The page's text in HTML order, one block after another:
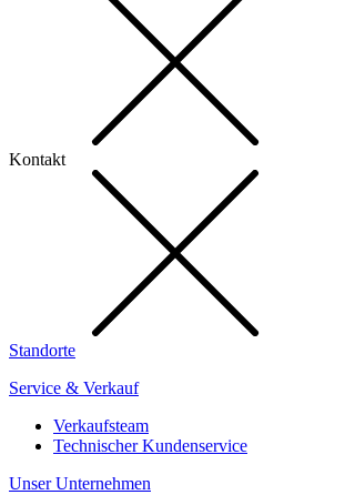
Kontakt
Standorte
Service & Verkauf
Verkaufsteam
Technischer Kundenservice
Unser Unternehmen